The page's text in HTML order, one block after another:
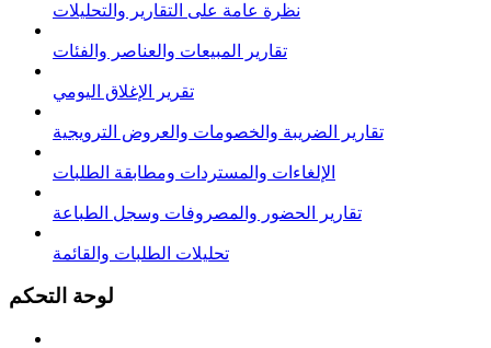
نظرة عامة على التقارير والتحليلات
تقارير المبيعات والعناصر والفئات
تقرير الإغلاق اليومي
تقارير الضريبة والخصومات والعروض الترويجية
الإلغاءات والمستردات ومطابقة الطلبات
تقارير الحضور والمصروفات وسجل الطباعة
تحليلات الطلبات والقائمة
لوحة التحكم